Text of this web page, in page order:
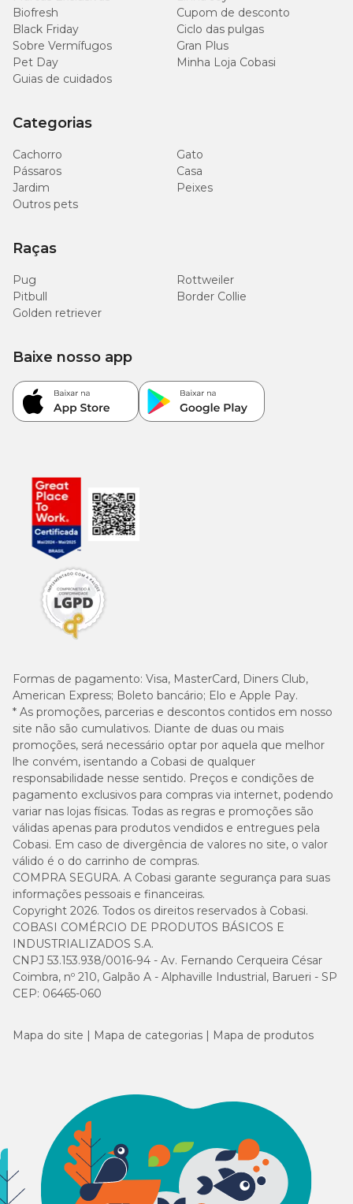
Biofresh
Cupom de desconto
Black Friday
Ciclo das pulgas
Sobre Vermífugos
Gran Plus
Pet Day
Minha Loja Cobasi
Guias de cuidados
Categorias
Cachorro
Gato
Pássaros
Casa
Jardim
Peixes
Outros pets
Raças
Pug
Rottweiler
Pitbull
Border Collie
Golden retriever
Formas de pagamento: Visa, MasterCard, Diners Club,
American Express; Boleto bancário; Elo e Apple Pay.
* As promoções, parcerias e descontos contidos em nosso
site não são cumulativos. Diante de duas ou mais
promoções, será necessário optar por aquela que melhor
lhe convém, isentando a Cobasi de qualquer
responsabilidade nesse sentido. Preços e condições de
pagamento exclusivos para compras via internet, podendo
variar nas lojas físicas. Todas as regras e promoções são
válidas apenas para produtos vendidos e entregues pela
Cobasi. Em caso de divergência de valores no site, o valor
válido é o do carrinho de compras.
COMPRA SEGURA. A Cobasi garante segurança para suas
informações pessoais e financeiras.
Copyright 2026. Todos os direitos reservados à Cobasi.
COBASI COMÉRCIO DE PRODUTOS BÁSICOS E
INDUSTRIALIZADOS S.A.
CNPJ 53.153.938/0016-94 - Av. Fernando Cerqueira César
Coimbra, nº 210, Galpão A - Alphaville Industrial, Barueri - SP
CEP: 06465-060
Baixe nosso app
Mapa do site Mapa de categorias Mapa de produtos